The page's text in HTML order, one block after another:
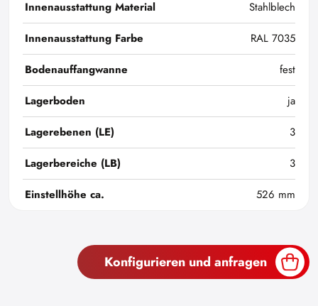
Innenausstattung Material
Stahlblech
Innenausstattung Farbe
RAL 7035
Bodenauffangwanne
fest
Lagerboden
ja
Lagerebenen (LE)
3
Lagerbereiche (LB)
3
Einstellhöhe ca.
526 mm
Konfigurieren und anfragen